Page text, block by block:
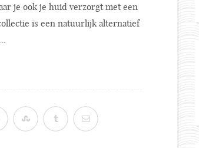
je ook je huid verzorgt met een
is een natuurlijk alternatief